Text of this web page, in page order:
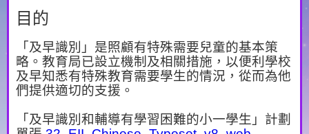
目的
「及早識別」是照顧有特殊需要兒童的基本策
略。教育局已設立機制及相關措施，以便利學校
及早知悉有特殊教育需要學生的情況，從而為他
們提供適切的支援。
「及早識別和輔導有學習困難的小一學生」計劃